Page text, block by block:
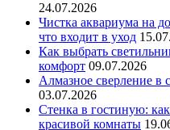
24.07.2026
Чистка аквариума на
что входит в уход
Как выбрать
комфорт 09.07.2026
Алмазное сверление в
03.07.2026
Стенка в гостиную:
красивой комнаты